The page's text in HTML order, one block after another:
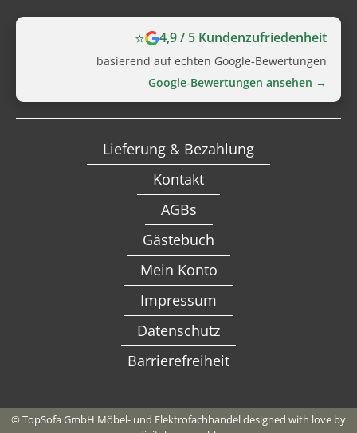
⭐ 4,9 / 5 Kundenzufriedenheit
basierend auf echten Google‑Bewertungen
Google‑Bewertungen ansehen →
Lieferung & Bezahlung
Kontakt
AGBs
Gästebuch
Mein Konto
Impressum
Datenschutz
Barrierefreiheit
© TopSofa GmbH Möbel- und Elektrofachhandel designed with love by
€173 In den Warenkorb
Alternative: